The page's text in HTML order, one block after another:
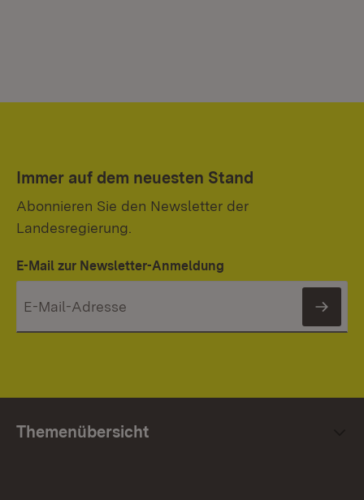
Immer auf dem neuesten Stand
Abonnieren Sie den Newsletter der
Landesregierung.
E-Mail zur Newsletter-Anmeldung
Themenübersicht